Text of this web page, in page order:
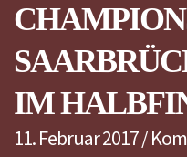
IM
11. Februar 2017/